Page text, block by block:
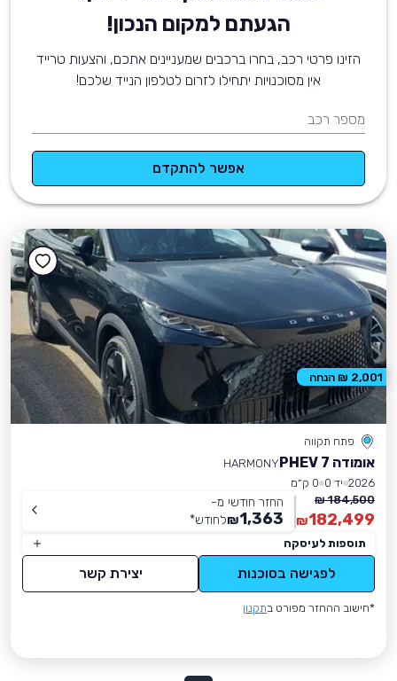
הגעתם למקום הנכון!
הזינו פרטי רכב, בחרו ברכבים שמעניינים אתכם, והצעות טרייד
אין מסוכנויות יתחילו לזרום לטלפון הנייד שלכם!
מספר רכב
אפשר להתקדם
פתח תקווה
אומודה 7 PHEV
HARMONY
2026 יד 0
0 ק״מ
184,500 ₪
182,499
₪
החזר חודשי מ-
1,363
₪לחודש*
תוספות לעיסקה
לפגישה בסוכנות יצירת קשר
*חישוב ההחזר מפורט בתקנון
2,001 ₪ הנחה